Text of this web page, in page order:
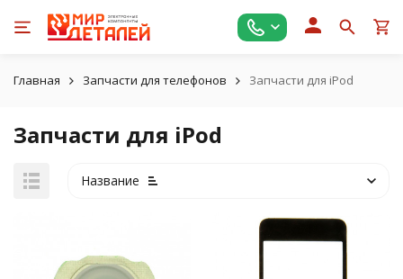
Главная Запчасти для телефонов Запчасти для iPod
Запчасти для iPod
Название